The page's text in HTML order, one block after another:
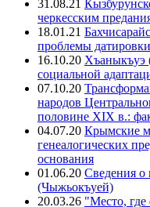
31.08.21
черкесским
18.01.21
проблемы датировки
16.10.20 Хъаныкъуэ
социальной
07.10.20
народов
половине XIX в.:
04.07.20 Крымские
генеалогических
основания
01.06.20 Сведения о
(Чыжьокъуей)
20.03.26 "Место, где